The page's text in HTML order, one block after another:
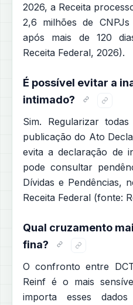
2026, a Receita
2,6 milhões de
após mais de 120
Receita Federal, 2026).
É possível evitar a
intimado?
Sim. Regularizar
publicação do Ato
evita a declaração de
pode consultar
Dívidas e Pendências,
Receita Federal (fonte:
Qual cruzamento
fina?
O confronto entre
Reinf é o mais
importa esses dados